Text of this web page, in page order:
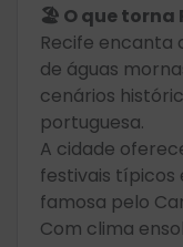
🏖️ O que torna
Recife encanta
de águas
cenários
portuguesa.
A cidade
festivais típicos
famosa pelo
Com clima